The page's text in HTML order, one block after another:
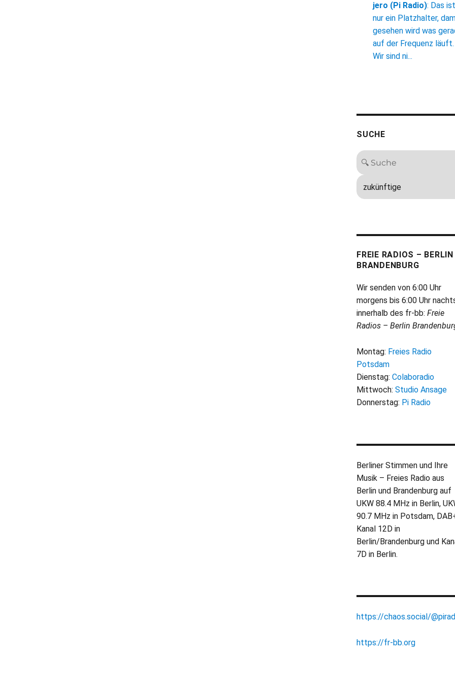
jero (Pi Radio): Das ist
nur ein Platzhalter,
gesehen wird was
auf der Frequenz läuft.
Wir sind ni...
SUCHE
FREIE RADIOS – BERLIN
BRANDENBURG
Wir senden von 6:00 Uhr
morgens bis 6:00 Uhr
innerhalb des fr-bb: Freie
Radios – Berlin
Montag: Freies Radio
Potsdam
Dienstag: Colaboradio
Mittwoch: Studio Ansage
Donnerstag: Pi Radio
Berliner Stimmen und Ihre
Musik – Freies Radio aus
Berlin und Brandenburg auf
UKW 88.4 MHz in Berlin,
90.7 MHz in Potsdam,
Kanal 12D in
Berlin/Brandenburg und
7D in Berlin.
https://chaos.social/
https://fr-bb.org